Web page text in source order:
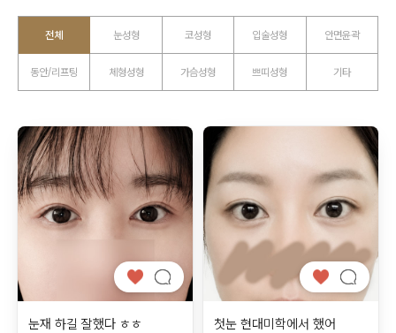
전체 눈성형 코성형 입술성형 안면윤곽
동안/리프팅 체형성형 가슴성형 쁘띠성형 기타
눈재 하길 잘했다 ㅎㅎ 첫눈 현대미학에서 했어